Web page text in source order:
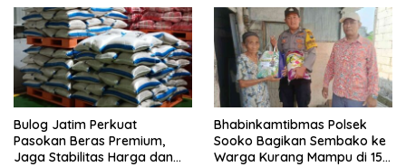
Bulog Jatim Perkuat
Pasokan Beras Premium,
Jaga Stabilitas Harga dan
Bhabinkamtibmas Polsek
Sooko Bagikan Sembako ke
Warga Kurang Mampu di 15